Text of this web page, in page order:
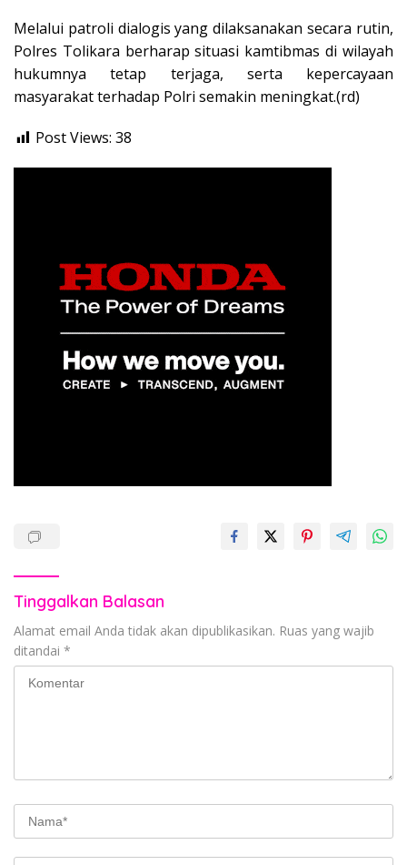
Melalui patroli dialogis yang dilaksanakan secara rutin,
Polres Tolikara berharap situasi kamtibmas di wilayah
hukumnya tetap terjaga, serta kepercayaan
masyarakat terhadap Polri semakin meningkat.(rd)
Post Views: 38
Tinggalkan Balasan
Alamat email Anda tidak akan dipublikasikan. Ruas yang wajib
ditandai *